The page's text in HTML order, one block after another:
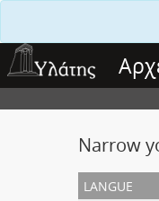
Narrow
langue